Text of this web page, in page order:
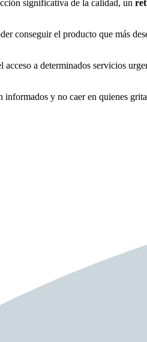
significativa de la calidad, un
conseguir el producto que más
a determinados servicios
informados y no caer en quienes